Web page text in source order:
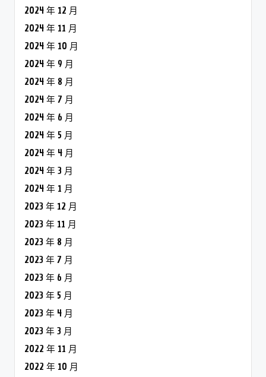
2024 年 12 月
2024 年 11 月
2024 年 10 月
2024 年 9 月
2024 年 8 月
2024 年 7 月
2024 年 6 月
2024 年 5 月
2024 年 4 月
2024 年 3 月
2024 年 1 月
2023 年 12 月
2023 年 11 月
2023 年 8 月
2023 年 7 月
2023 年 6 月
2023 年 5 月
2023 年 4 月
2023 年 3 月
2022 年 11 月
2022 年 10 月